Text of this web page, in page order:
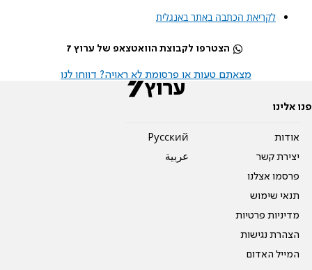
לקריאת הכתבה באתר באנגלית
הצטרפו לקבוצת הוואטצאפ של ערוץ 7
מצאתם טעות או פרסומת לא ראויה? דווחו לנו
פנו אלינו
אודות
יצירת קשר
פרסמו אצלנו
תנאי שימוש
מדיניות פרטיות
הצהרת נגישות
המייל האדום
Pусский
عربية